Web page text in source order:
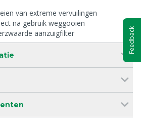
van extreme vervuilingen
na gebruik weggooien
aanzuigfilter
Feedback